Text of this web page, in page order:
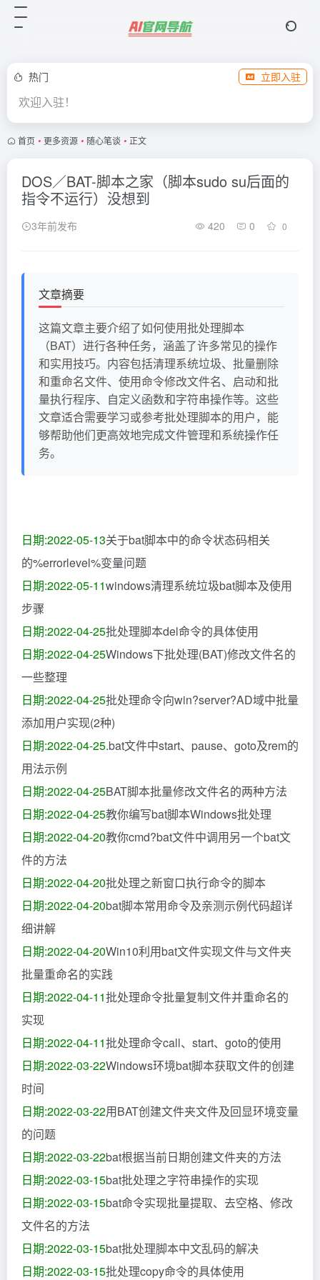
热门 立即入驻
欢迎入驻！
首页 • 更多资源 • 随心笔谈 • 正文
DOS／BAT-脚本之家（脚本sudo su后面的
指令不运行）没想到
3年前发布 420 0 0
文章摘要
这篇文章主要介绍了如何使用批处理脚本
（BAT）进行各种任务，涵盖了许多常见的操作
和实用技巧。内容包括清理系统垃圾、批量删除
和重命名文件、使用命令修改文件名、启动和批
量执行程序、自定义函数和字符串操作等。这些
文章适合需要学习或参考批处理脚本的用户，能
够帮助他们更高效地完成文件管理和系统操作任
务。
日期:2022-05-13关于bat脚本中的命令状态码相关
的%errorlevel%变量问题
日期:2022-05-11windows清理系统垃圾bat脚本及使用
步骤
日期:2022-04-25批处理脚本del命令的具体使用
日期:2022-04-25Windows下批处理(BAT)修改文件名的
一些整理
日期:2022-04-25批处理命令向win?server?AD域中批量
添加用户实现(2种)
日期:2022-04-25.bat文件中start、pause、goto及rem的
用法示例
日期:2022-04-25BAT脚本批量修改文件名的两种方法
日期:2022-04-25教你编写bat脚本Windows批处理
日期:2022-04-20教你cmd?bat文件中调用另一个bat文
件的方法
日期:2022-04-20批处理之新窗口执行命令的脚本
日期:2022-04-20bat脚本常用命令及亲测示例代码超详
细讲解
日期:2022-04-20Win10利用bat文件实现文件与文件夹
批量重命名的实践
日期:2022-04-11批处理命令批量复制文件并重命名的
实现
日期:2022-04-11批处理命令call、start、goto的使用
日期:2022-03-22Windows环境bat脚本获取文件的创建
时间
日期:2022-03-22用BAT创建文件夹文件及回显环境变量
的问题
日期:2022-03-22bat根据当前日期创建文件夹的方法
日期:2022-03-15bat批处理之字符串操作的实现
日期:2022-03-15bat命令实现批量提取、去空格、修改
文件名的方法
日期:2022-03-15bat批处理脚本中文乱码的解决
日期:2022-03-15批处理copy命令的具体使用